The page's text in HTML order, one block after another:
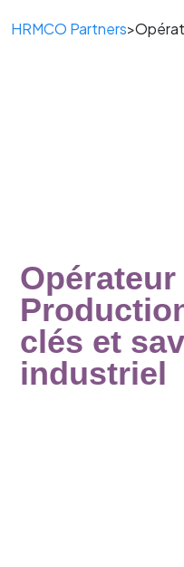
HRMCO Partners>
Opérateur
clés et
industriel